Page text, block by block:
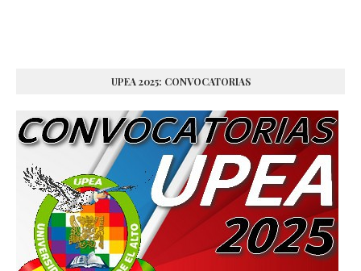
UPEA 2025: CONVOCATORIAS